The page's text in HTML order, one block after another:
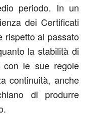
periodo. In un
dei Certificati
rispetto al passato
la stabilità di
con le sue regole
continuità, anche
di produrre